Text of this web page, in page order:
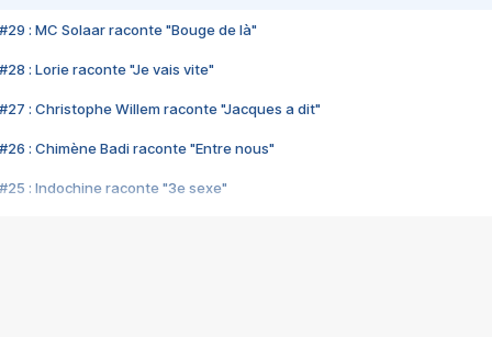
#29 : MC Solaar raconte "Bouge de là"
#28 : Lorie raconte "Je vais vite"
#27 : Christophe Willem raconte "Jacques a dit"
#26 : Chimène Badi raconte "Entre nous"
#25 : Indochine raconte "3e sexe"